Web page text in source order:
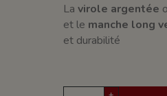
Lavirole argentée
et le manche long
et durabilité